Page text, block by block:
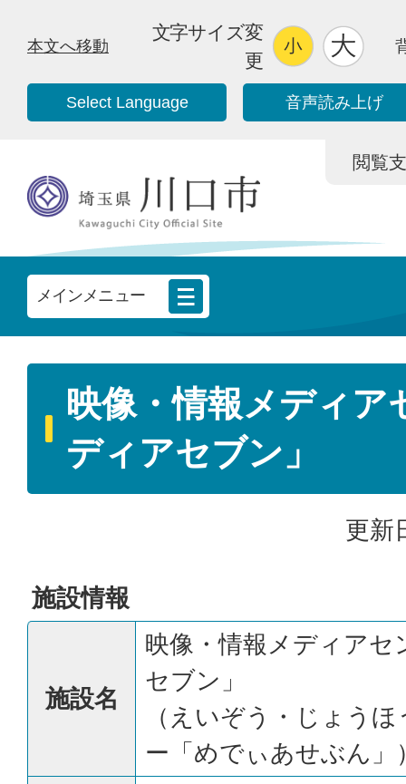
本文へ移動
文字サイズ変
更
Select Language 音声読み上げ
閲覧
メインメニュー
映像・情報メディア
ディアセブン」
更新
施設情報
施設名
映像・情報メディアセ
セブン」
（えいぞう・じょう
ー「めでぃあせぶん」